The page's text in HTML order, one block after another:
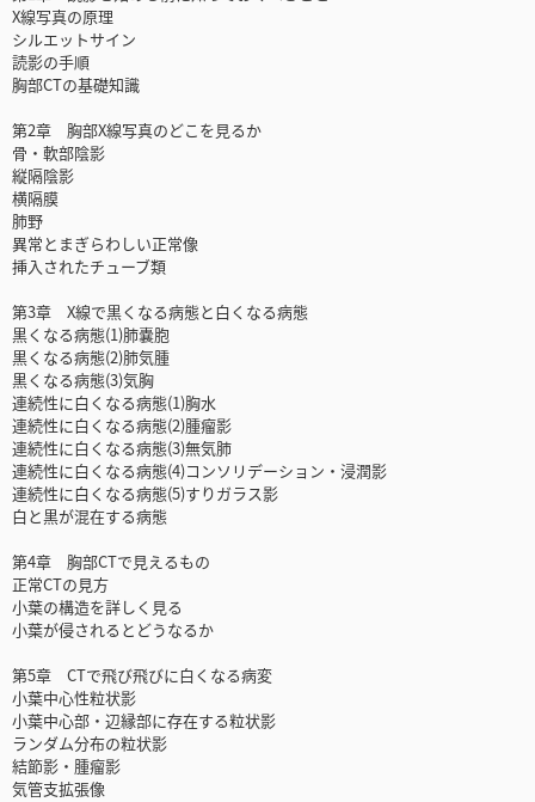
X線写真の原理
シルエットサイン
読影の手順
胸部CTの基礎知識
第2章 胸部X線写真のどこを見るか
骨・軟部陰影
縦隔陰影
横隔膜
肺野
異常とまぎらわしい正常像
挿入されたチューブ類
第3章 X線で黒くなる病態と白くなる病態
黒くなる病態(1)肺嚢胞
黒くなる病態(2)肺気腫
黒くなる病態(3)気胸
連続性に白くなる病態(1)胸水
連続性に白くなる病態(2)腫瘤影
連続性に白くなる病態(3)無気肺
連続性に白くなる病態(4)コンソリデーション・浸潤影
連続性に白くなる病態(5)すりガラス影
白と黒が混在する病態
第4章 胸部CTで見えるもの
正常CTの見方
小葉の構造を詳しく見る
小葉が侵されるとどうなるか
第5章 CTで飛び飛びに白くなる病変
小葉中心性粒状影
小葉中心部・辺縁部に存在する粒状影
ランダム分布の粒状影
結節影・腫瘤影
気管支拡張像